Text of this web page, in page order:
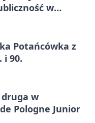
w
Potańcówka z
i 90.
w
Pologne Junior